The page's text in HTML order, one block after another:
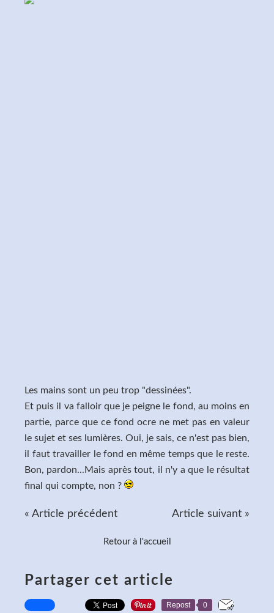
Les mains sont un peu trop "dessinées".
Et puis il va falloir que je peigne le fond, au moins en
partie, parce que ce fond ocre ne met pas en valeur
le sujet et ses lumières. Oui, je sais, ce n'est pas bien,
il faut travailler le fond en même temps que le reste.
Bon, pardon...Mais après tout, il n'y a que le résultat
final qui compte, non ?
« Article précédent Article suivant »
Retour à l'accueil
Partager cet article
Repost 0